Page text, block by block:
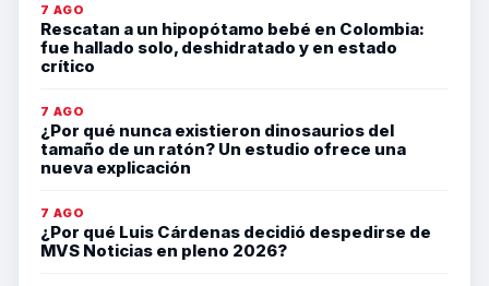
7 AGO
Rescatan a un hipopótamo bebé en Colombia:
fue hallado solo, deshidratado y en estado
crítico
7 AGO
¿Por qué nunca existieron dinosaurios del
tamaño de un ratón? Un estudio ofrece una
nueva explicación
7 AGO
¿Por qué Luis Cárdenas decidió despedirse de
MVS Noticias en pleno 2026?